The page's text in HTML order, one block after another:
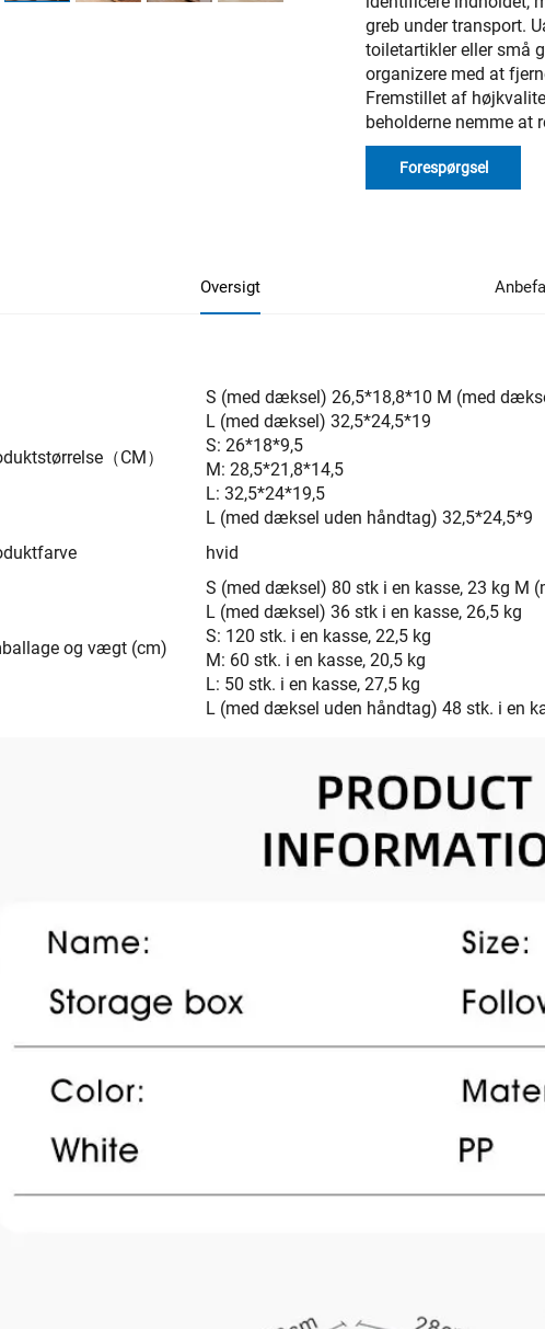
greb under transport.
toiletartikler eller små
organizere med at
Fremstillet af
beholderne nemme at
Forespørgsel
Oversigt
（CM）
S (med dæksel) 26,5*18,8*10 M (med
L (med dæksel) 32,5*24,5*19
S: 26*18*9,5
M: 28,5*21,8*14,5
L: 32,5*24*19,5
L (med dæksel uden håndtag) 32,5*24,5*9
hvid
og vægt (cm)
S (med dæksel) 80 stk i en kasse, 23 kg M
L (med dæksel) 36 stk i en kasse, 26,5 kg
S: 120 stk. i en kasse, 22,5 kg
M: 60 stk. i en kasse, 20,5 kg
L: 50 stk. i en kasse, 27,5 kg
L (med dæksel uden håndtag) 48 stk. i en